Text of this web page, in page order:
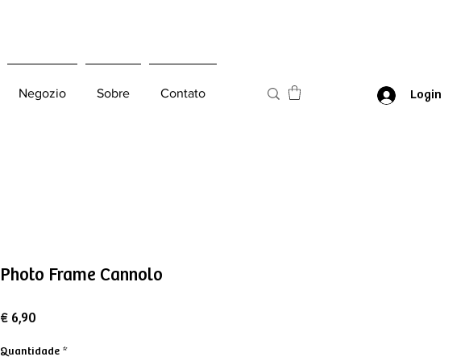
Negozio Sobre Contato Login
Photo Frame Cannolo
€ 6,90
Quantidade *